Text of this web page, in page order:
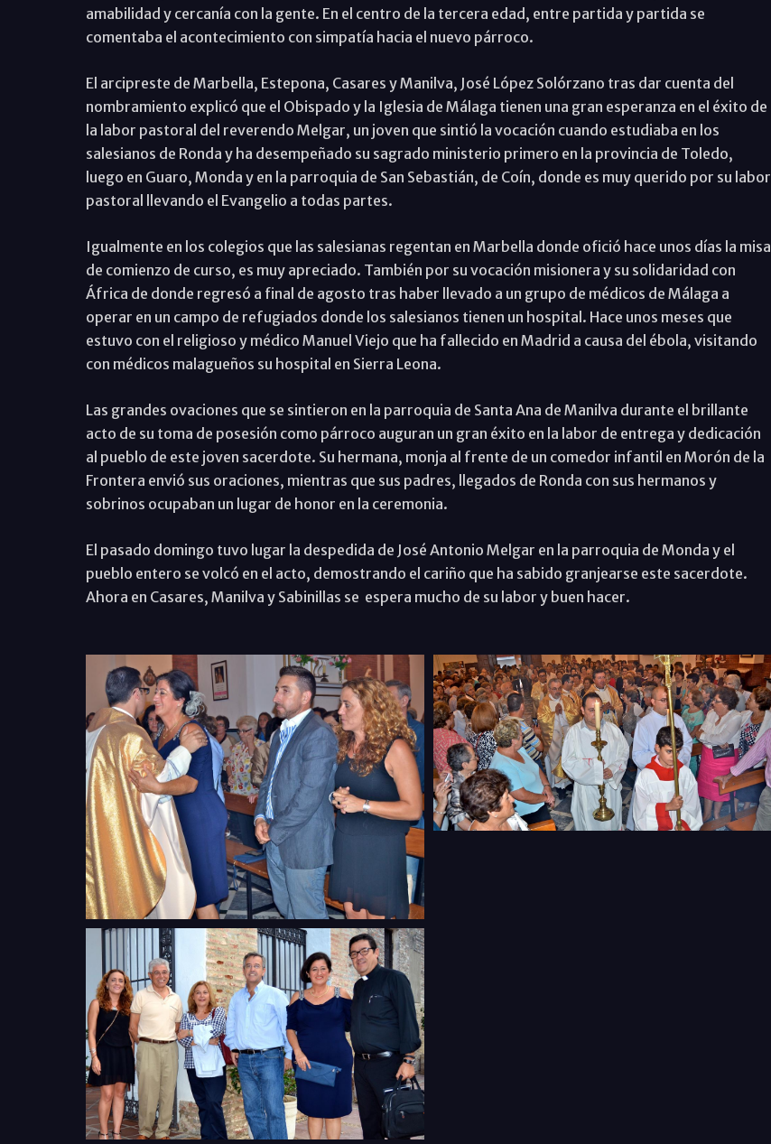
amabilidad y cercanía con la gente. En el centro de la tercera edad, entre partida y partida se
comentaba el acontecimiento con simpatía hacia el nuevo párroco.
El arcipreste de Marbella, Estepona, Casares y Manilva, José López Solórzano tras dar cuenta del
nombramiento explicó que el Obispado y la Iglesia de Málaga tienen una gran esperanza en el éxito de
la labor pastoral del reverendo Melgar, un joven que sintió la vocación cuando estudiaba en los
salesianos de Ronda y ha desempeñado su sagrado ministerio primero en la provincia de Toledo,
luego en Guaro, Monda y en la parroquia de San Sebastián, de Coín, donde es muy querido por su labor
pastoral llevando el Evangelio a todas partes.
Igualmente en los colegios que las salesianas regentan en Marbella donde ofició hace unos días la misa
de comienzo de curso, es muy apreciado. También por su vocación misionera y su solidaridad con
África de donde regresó a final de agosto tras haber llevado a un grupo de médicos de Málaga a
operar en un campo de refugiados donde los salesianos tienen un hospital. Hace unos meses que
estuvo con el religioso y médico Manuel Viejo que ha fallecido en Madrid a causa del ébola, visitando
con médicos malagueños su hospital en Sierra Leona.
Las grandes ovaciones que se sintieron en la parroquia de Santa Ana de Manilva durante el brillante
acto de su toma de posesión como párroco auguran un gran éxito en la labor de entrega y dedicación
al pueblo de este joven sacerdote. Su hermana, monja al frente de un comedor infantil en Morón de la
Frontera envió sus oraciones, mientras que sus padres, llegados de Ronda con sus hermanos y
sobrinos ocupaban un lugar de honor en la ceremonia.
El pasado domingo tuvo lugar la despedida de José Antonio Melgar en la parroquia de Monda y el
pueblo entero se volcó en el acto, demostrando el cariño que ha sabido granjearse este sacerdote.
Ahora en Casares, Manilva y Sabinillas se espera mucho de su labor y buen hacer.